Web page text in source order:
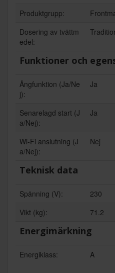
Produktgrupp:
Dosering av tvättm
edel:
Funktioner och
Ångfunktion (Ja/Ne
j):
Ja
Senarelagd start (J
a/Nej):
Ja
Wi-Fi anslutning (J
a/Nej):
Nej
Teknisk data
Spänning (V):
230
Vikt (kg):
71.2
Energimärkning
Energiklass: A